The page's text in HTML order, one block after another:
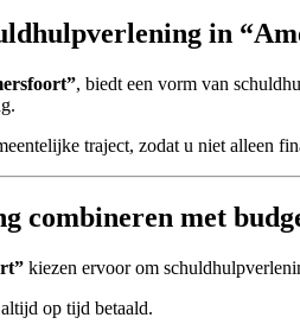
in
, biedt een vorm van
traject, zodat u niet alleen
combineren met
kiezen ervoor om
op tijd betaald.